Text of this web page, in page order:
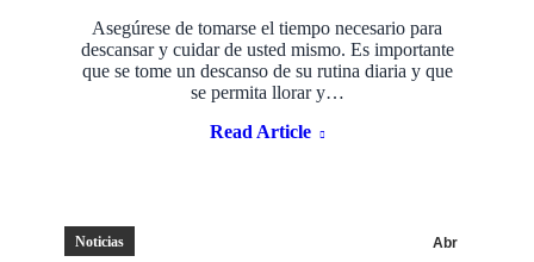
Asegúrese de tomarse el tiempo necesario para
descansar y cuidar de usted mismo. Es importante
que se tome un descanso de su rutina diaria y que
se permita llorar y…
Read Article
Abr
Noticias